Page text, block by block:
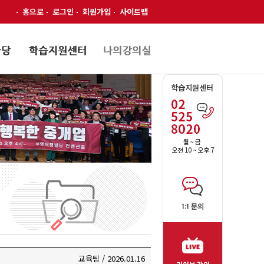
홈으로 로그인 회원가입 사이트맵
교육팀 / 2026.01.16